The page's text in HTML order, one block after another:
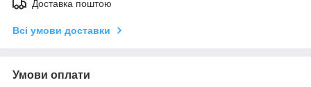
Доставка поштою
Всі умови доставки
Умови оплати